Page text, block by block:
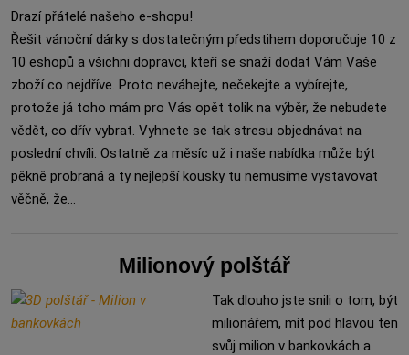
Drazí přátelé našeho e-shopu!
Řešit vánoční dárky s dostatečným předstihem doporučuje 10 z
10 eshopů a všichni dopravci, kteří se snaží dodat Vám Vaše
zboží co nejdříve. Proto neváhejte, nečekejte a vybírejte,
protože já toho mám pro Vás opět tolik na výběr, že nebudete
vědět, co dřív vybrat. Vyhnete se tak stresu objednávat na
poslední chvíli. Ostatně za měsíc už i naše nabídka může být
pěkně probraná a ty nejlepší kousky tu nemusíme vystavovat
věčně, že...
Milionový polštář
Tak dlouho jste snili o tom, být
milionářem, mít pod hlavou ten
svůj milion v bankovkách a